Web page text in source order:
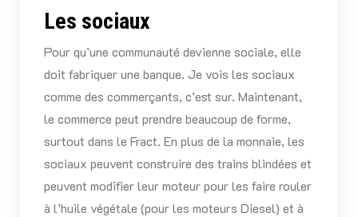
Les sociaux
Pour qu’une communauté devienne sociale, elle
doit fabriquer une banque. Je vois les sociaux
comme des commerçants, c’est sur. Maintenant,
le commerce peut prendre beaucoup de forme,
surtout dans le Fract. En plus de la monnaie, les
sociaux peuvent construire des trains blindées et
peuvent modifier leur moteur pour les faire rouler
à l’huile végétale (pour les moteurs Diesel) et à